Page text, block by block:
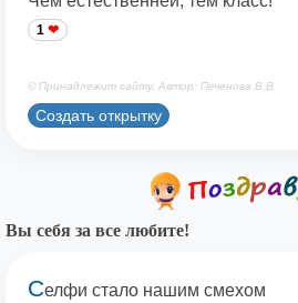
1
© Принадлежит сайту. Автор: Печенова В.В.
Создать открытку
Вы себя за все любите!
Селфи стало нашим смехом